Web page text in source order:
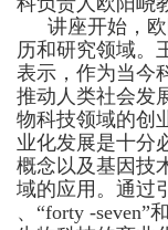
讲座开始，
历和研究领域。
表示，作为当今
推动人类社会发
物科技领域的创
业化发展是十分
概念以及基因技
域的应用。通过
、“forty -seven”